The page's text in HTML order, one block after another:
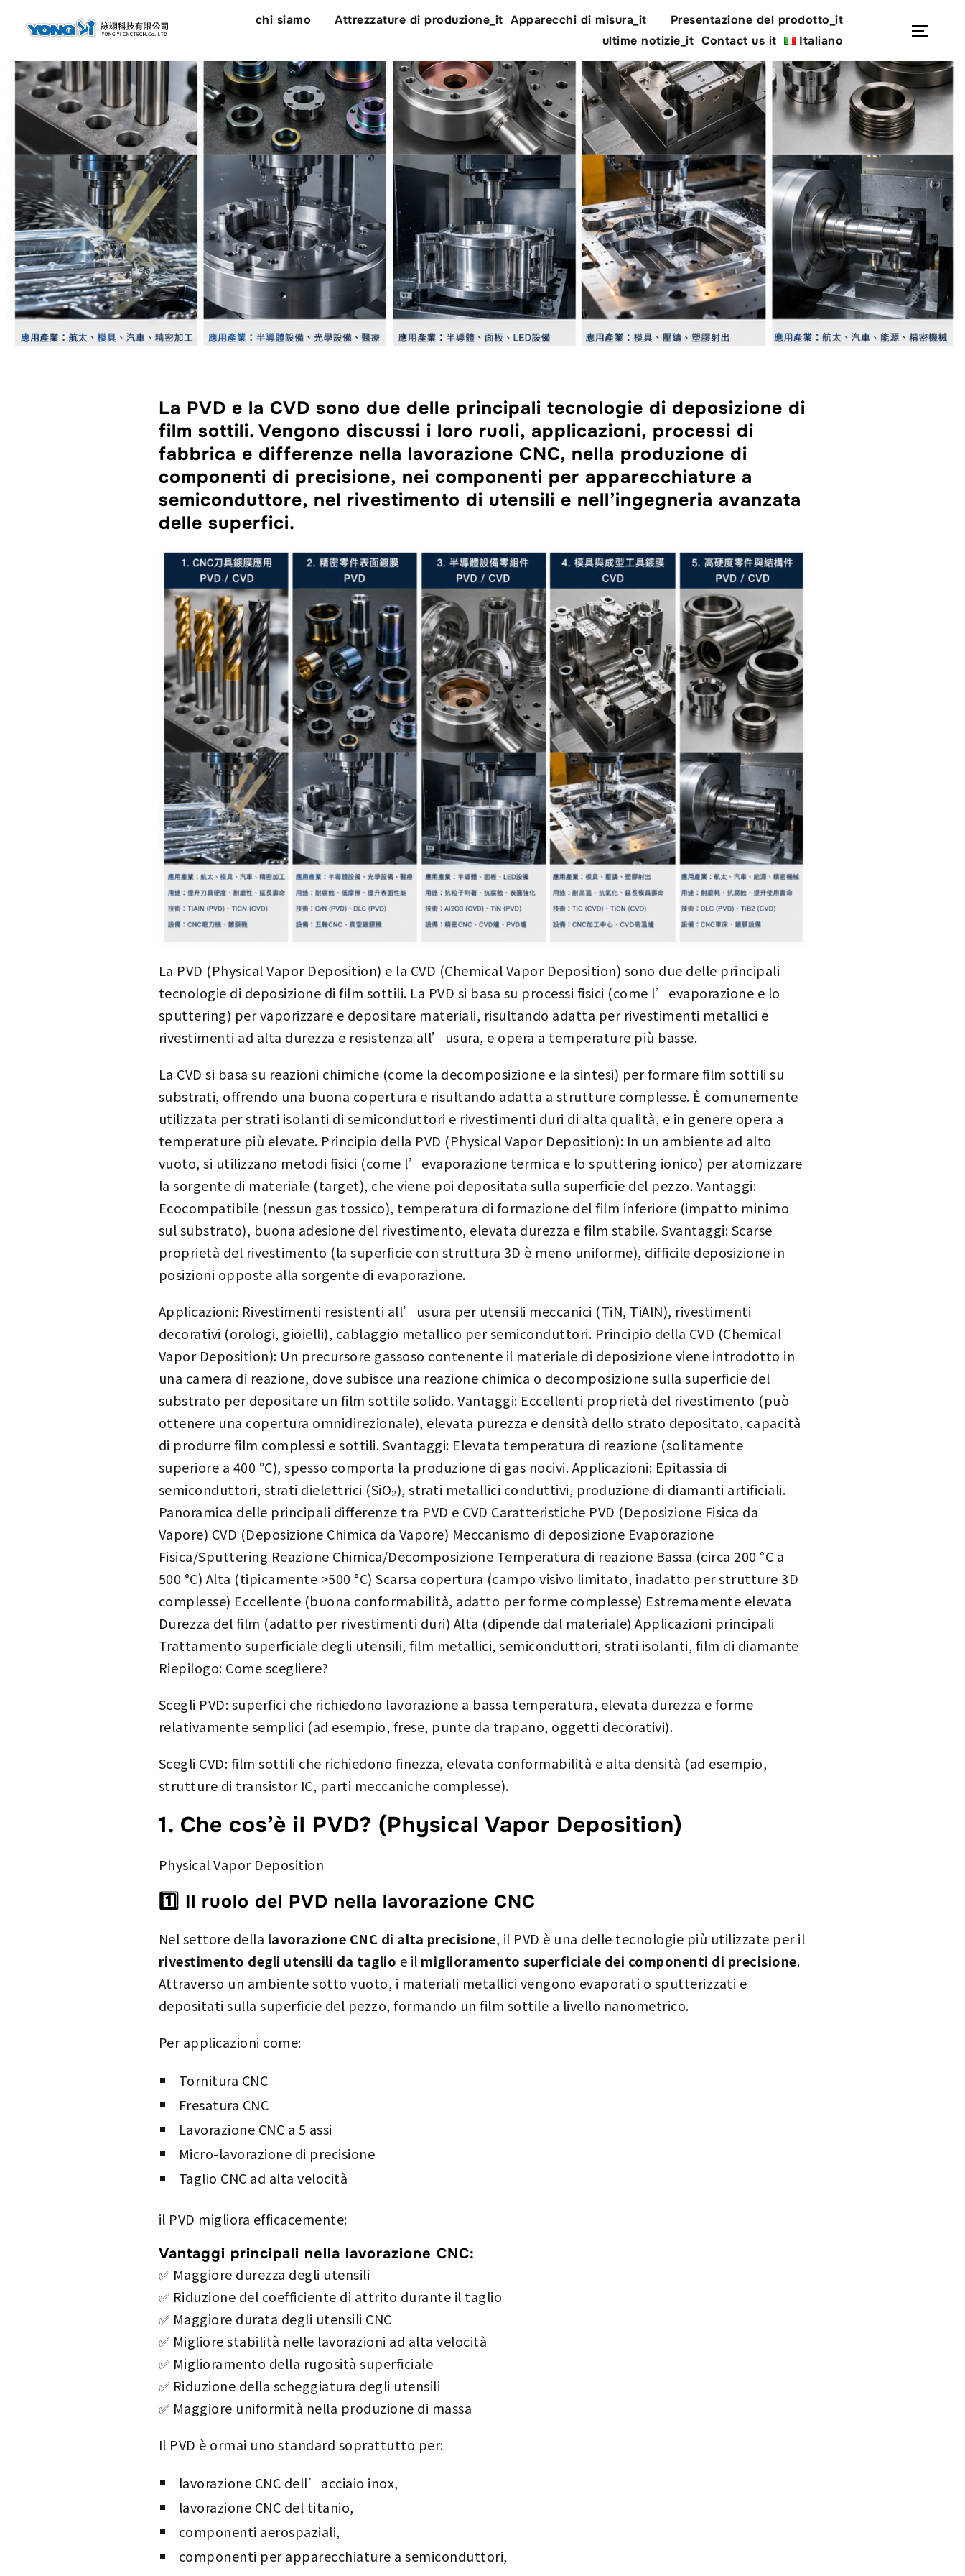
chi siamo Attrezzature di produzione_it Apparecchi di misura_it
Presentazione del prodotto_it
ultime notizie_it Contact us it Italiano Apri/
La PVD e la CVD sono due delle principali tecnologie di deposizione di
film sottili. Vengono discussi i loro ruoli, applicazioni, processi di
fabbrica e differenze nella lavorazione CNC, nella produzione di
componenti di precisione, nei componenti per apparecchiature a
semiconduttore, nel rivestimento di utensili e nell’ingegneria avanzata
delle superfici.
La PVD (Physical Vapor Deposition) e la CVD (Chemical Vapor Deposition) sono due delle principali
tecnologie di deposizione di film sottili. La PVD si basa su processi fisici (come l’evaporazione e lo
sputtering) per vaporizzare e depositare materiali, risultando adatta per rivestimenti metallici e
rivestimenti ad alta durezza e resistenza all’usura, e opera a temperature più basse.
La CVD si basa su reazioni chimiche (come la decomposizione e la sintesi) per formare film sottili su
substrati, offrendo una buona copertura e risultando adatta a strutture complesse. È comunemente
utilizzata per strati isolanti di semiconduttori e rivestimenti duri di alta qualità, e in genere opera a
temperature più elevate. Principio della PVD (Physical Vapor Deposition): In un ambiente ad alto
vuoto, si utilizzano metodi fisici (come l’evaporazione termica e lo sputtering ionico) per atomizzare
la sorgente di materiale (target), che viene poi depositata sulla superficie del pezzo. Vantaggi:
Ecocompatibile (nessun gas tossico), temperatura di formazione del film inferiore (impatto minimo
sul substrato), buona adesione del rivestimento, elevata durezza e film stabile. Svantaggi: Scarse
proprietà del rivestimento (la superficie con struttura 3D è meno uniforme), difficile deposizione in
posizioni opposte alla sorgente di evaporazione.
Applicazioni: Rivestimenti resistenti all’usura per utensili meccanici (TiN, TiAlN), rivestimenti
decorativi (orologi, gioielli), cablaggio metallico per semiconduttori. Principio della CVD (Chemical
Vapor Deposition): Un precursore gassoso contenente il materiale di deposizione viene introdotto in
una camera di reazione, dove subisce una reazione chimica o decomposizione sulla superficie del
substrato per depositare un film sottile solido. Vantaggi: Eccellenti proprietà del rivestimento (può
ottenere una copertura omnidirezionale), elevata purezza e densità dello strato depositato, capacità
di produrre film complessi e sottili. Svantaggi: Elevata temperatura di reazione (solitamente
superiore a 400 °C), spesso comporta la produzione di gas nocivi. Applicazioni: Epitassia di
semiconduttori, strati dielettrici (SiO₂), strati metallici conduttivi, produzione di diamanti artificiali.
Panoramica delle principali differenze tra PVD e CVD Caratteristiche PVD (Deposizione Fisica da
Vapore) CVD (Deposizione Chimica da Vapore) Meccanismo di deposizione Evaporazione
Fisica/Sputtering Reazione Chimica/Decomposizione Temperatura di reazione Bassa (circa 200 °C a
500 °C) Alta (tipicamente >500 °C) Scarsa copertura (campo visivo limitato, inadatto per strutture 3D
complesse) Eccellente (buona conformabilità, adatto per forme complesse) Estremamente elevata
Durezza del film (adatto per rivestimenti duri) Alta (dipende dal materiale) Applicazioni principali
Trattamento superficiale degli utensili, film metallici, semiconduttori, strati isolanti, film di diamante
Riepilogo: Come scegliere?
Scegli PVD: superfici che richiedono lavorazione a bassa temperatura, elevata durezza e forme
relativamente semplici (ad esempio, frese, punte da trapano, oggetti decorativi).
Scegli CVD: film sottili che richiedono finezza, elevata conformabilità e alta densità (ad esempio,
strutture di transistor IC, parti meccaniche complesse).
1. Che cos’è il PVD? (Physical Vapor Deposition)
Physical Vapor Deposition
1️⃣ Il ruolo del PVD nella lavorazione CNC
Nel settore della lavorazione CNC di alta precisione, il PVD è una delle tecnologie più utilizzate per il
rivestimento degli utensili da taglio e il miglioramento superficiale dei componenti di precisione.
Attraverso un ambiente sotto vuoto, i materiali metallici vengono evaporati o sputterizzati e
depositati sulla superficie del pezzo, formando un film sottile a livello nanometrico.
Per applicazioni come:
Tornitura CNC
Fresatura CNC
Lavorazione CNC a 5 assi
Micro-lavorazione di precisione
Taglio CNC ad alta velocità
il PVD migliora efficacemente:
Vantaggi principali nella lavorazione CNC:
✅ Maggiore durezza degli utensili
✅ Riduzione del coefficiente di attrito durante il taglio
✅ Maggiore durata degli utensili CNC
✅ Migliore stabilità nelle lavorazioni ad alta velocità
✅ Miglioramento della rugosità superficiale
✅ Riduzione della scheggiatura degli utensili
✅ Maggiore uniformità nella produzione di massa
Il PVD è ormai uno standard soprattutto per:
lavorazione CNC dell’acciaio inox,
lavorazione CNC del titanio,
componenti aerospaziali,
componenti per apparecchiature a semiconduttori,